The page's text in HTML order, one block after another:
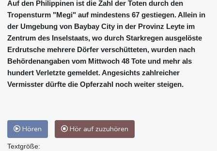
Auf den Philippinen ist die Zahl der Toten durch den
Tropensturm "Megi" auf mindestens 67 gestiegen. Allein in
der Umgebung von Baybay City in der Provinz Leyte im
Zentrum des Inselstaats, wo durch Starkregen ausgelöste
Erdrutsche mehrere Dörfer verschütteten, wurden nach
Behördenangaben vom Mittwoch 48 Tote und mehr als
hundert Verletzte gemeldet. Angesichts zahlreicher
Vermisster dürfte die Opferzahl noch weiter steigen.
Hören Hör auf zuzuhören
Textgröße: